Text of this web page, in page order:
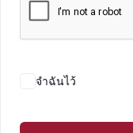
จำฉันไว้